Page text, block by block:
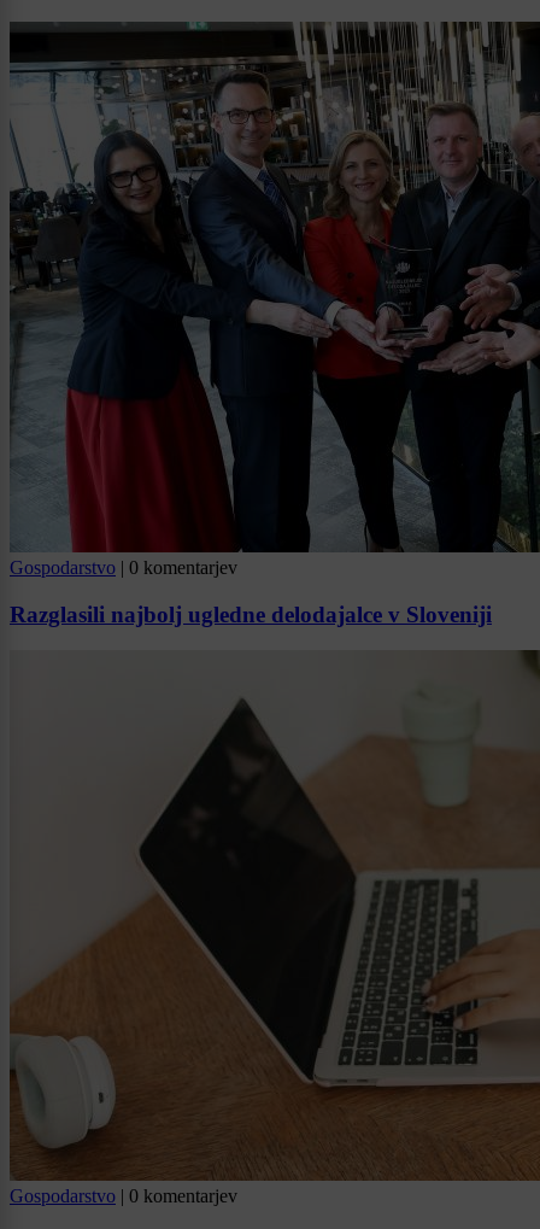
Gospodarstvo | 0 komentarjev
Razglasili najbolj ugledne delodajalce v Sloveniji
Gospodarstvo | 0 komentarjev